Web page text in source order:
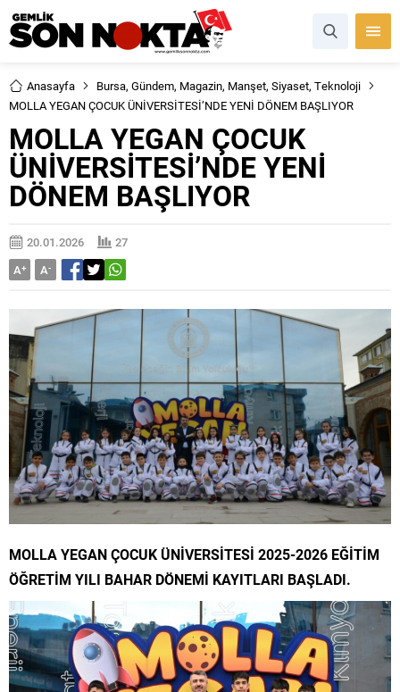
Anasayfa Bursa, Gündem, Magazin, Manşet, Siyaset, Teknoloji
MOLLA YEGAN ÇOCUK ÜNİVERSİTESİ’NDE YENİ DÖNEM BAŞLIYOR
MOLLA YEGAN ÇOCUK
ÜNİVERSİTESİ’NDE YENİ
DÖNEM BAŞLIYOR
20.01.2026
27
A+ A-
MOLLA YEGAN ÇOCUK ÜNİVERSİTESİ 2025-2026 EĞİTİM
ÖĞRETİM YILI BAHAR DÖNEMİ KAYITLARI BAŞLADI.